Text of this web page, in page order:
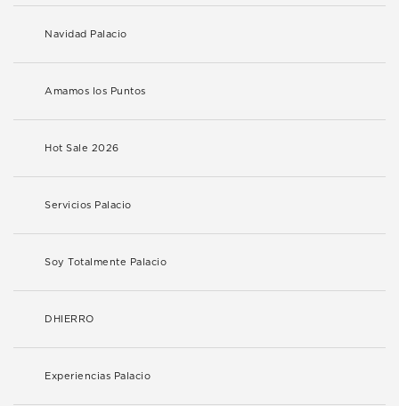
Navidad Palacio
Amamos los Puntos
Hot Sale 2026
Servicios Palacio
Soy Totalmente Palacio
DHIERRO
Experiencias Palacio